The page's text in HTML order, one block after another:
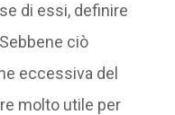
di essi, definire
ciò
eccessiva del
molto utile per